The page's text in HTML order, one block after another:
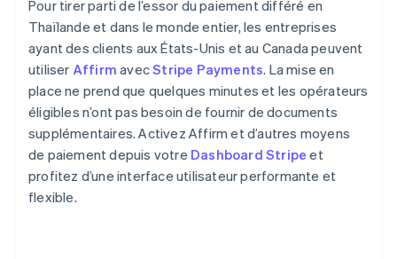
Pour tirer parti de l’essor du paiement différé en
Thaïlande et dans le monde entier, les entreprises
ayant des clients aux États-Unis et au Canada peuvent
utiliser Affirm avecStripe Payments. La mise en
place ne prend que quelques minutes et les opérateurs
éligibles n’ont pas besoin de fournir de documents
supplémentaires. Activez Affirm et d’autres moyens
de paiement depuis votre Dashboard Stripe et
profitez d’une interface utilisateur performante et
flexible.